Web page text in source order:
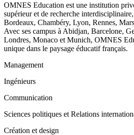
OMNES Education est une institution
supérieur et de recherche
Bordeaux, Chambéry, Lyon, Rennes,
Avec ses campus à Abidjan, Barcelone,
Londres, Monaco et Munich, OMNES
unique dans le paysage éducatif français.
Management
Ingénieurs
Communication
Sciences politiques et Relations
Création et design